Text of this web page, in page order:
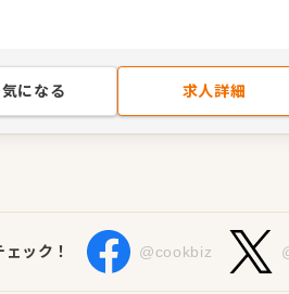
気になる 求人詳細
ック！ @cookbiz